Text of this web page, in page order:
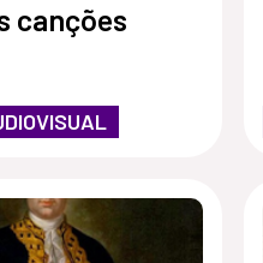
canções